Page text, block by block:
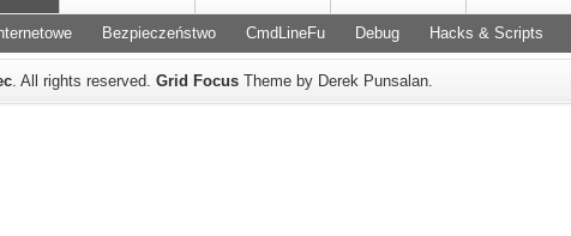
Bezpieczeństwo CmdLineFu Debug Hacks & Scripts
. All rights reserved. Grid Focus Theme by Derek Punsalan.